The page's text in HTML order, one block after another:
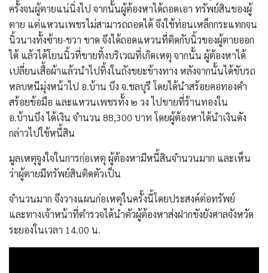
ครั้งจนผู้ตายแน่นิ่งไป จากนั้นผู้ต้องหาได้ถอดเอา ทรัพย์สินของผู้
ตาย แต่แหวนเพชรไม่สามารถถอดได้ จึงใช้ท่อนเหล็กกระแทกจน
นิ้วนางทั้งซ้าย-ขวา ขาด จึงได้ถอดแหวนที่ติดกับนิ้วของผู้ตายออก
ได้ แล้วได้โยนนิ้วที่ขายทิ้งบริเวณที่เกิดเหตุ จากนั้น ผู้ต้องหาได้
เปลี่ยนเสื้อผ้าแล้วนำไปทิ้งในถังขยะข้างทาง หลังจากนั้นได้ขับรถ
หลบหนีมุ่งหน้าไป อ.บ้าน บึง จ.ชลบุรี โดยได้นำสร้อยคอทองคำ
สร้อยข้อมือ และแหวนเพชรทั้ง ๒ วง ไปขายที่ร้านทองใน
อ.บ้านบึง ได้เงิน จำนวน 88,300 บาท โดยผู้ต้องหาได้นำเงินดัง
กล่าวไปใช้หนี้สิน
มูลเหตุจูงใจในการก่อเหตุ ผู้ต้องหามีหนี้สินจำนวนมาก และเห็น
ว่าผู้ตายมีทรัพย์สินติดตัวเป็น
จำนวนมาก จึงวางแผนก่อเหตุในครั้งนี้โดยประสงค์ต่อทรัพย์
และทางเจ้าหน้าที่ตำรวจได้นำตัวผู้ต้องหาส่งฝากขังยังศาลจังหวัด
ระยองในเวลา 14.00 น.